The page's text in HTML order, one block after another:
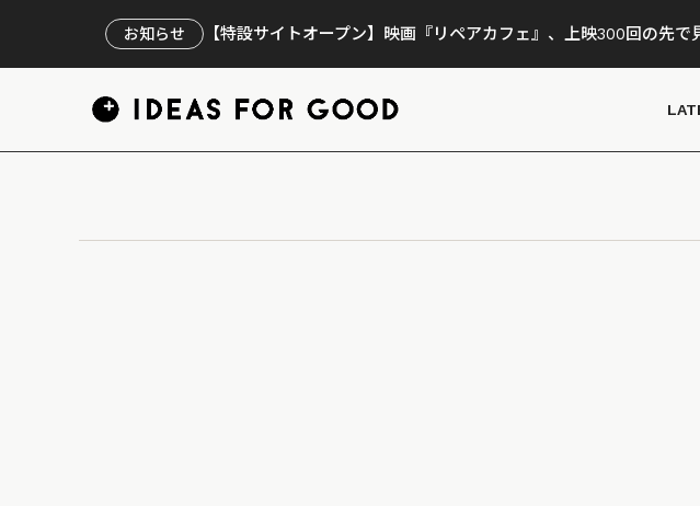
お知らせ 【特設サイトオープン】映画『リペアカフェ』、上映300回の先で